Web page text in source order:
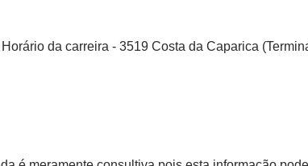
da carreira - 3519 Costa da Caparica